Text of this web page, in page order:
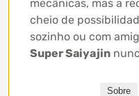
mecânicas, mas a
cheio de
sozinho ou com
Super Saiyajin
Sobre